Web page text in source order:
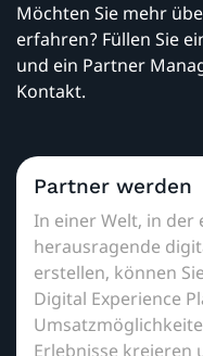
Möchten Sie mehr
erfahren? Füllen Sie
und ein Partner
Kontakt.
Partner werden
In einer Welt, in der
herausragende
erstellen, können
Digital Experience
Erlebnisse kreieren